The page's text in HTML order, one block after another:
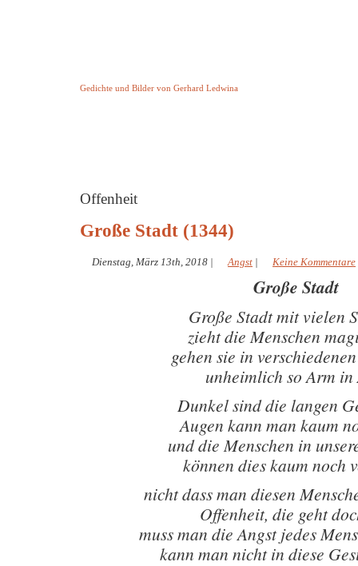
Gedichte und Bilder von Gerhard Ledwina
Offenheit
Große Stadt (1344)
Dienstag, März 13th, 2018 | Angst | Keine Kommentare
Große Stadt
Große Stadt mit vielen
zieht die Menschen
gehen sie in
unheimlich so Arm in
Dunkel sind die langen
Augen kann man kaum
und die Menschen in
können dies kaum noch
nicht dass man diesen
Offenheit, die geht
muss man die Angst jedes
kann man nicht in diese